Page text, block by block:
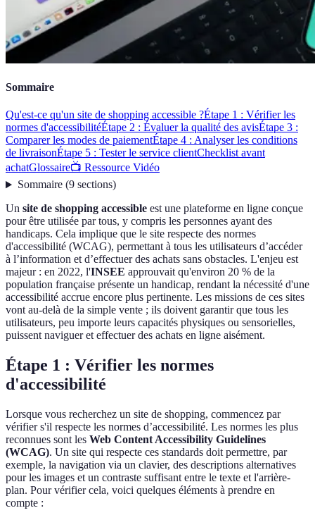
Sommaire
Qu'est-ce qu'un site de shopping accessible ?Étape 1 : Vérifier les
normes d'accessibilitéÉtape 2 : Évaluer la qualité des avisÉtape 3 :
Comparer les modes de paiementÉtape 4 : Analyser les conditions
de livraisonÉtape 5 : Tester le service clientChecklist avant
achatGlossaire📺 Ressource Vidéo
Sommaire(9 sections)
Un site de shopping accessible est une plateforme en ligne conçue
pour être utilisée par tous, y compris les personnes ayant des
handicaps. Cela implique que le site respecte des normes
d'accessibilité (WCAG), permettant à tous les utilisateurs d’accéder
à l’information et d’effectuer des achats sans obstacles. L'enjeu est
majeur : en 2022, l'INSEE approuvait qu'environ 20 % de la
population française présente un handicap, rendant la nécessité d'une
accessibilité accrue encore plus pertinente. Les missions de ces sites
vont au-delà de la simple vente ; ils doivent garantir que tous les
utilisateurs, peu importe leurs capacités physiques ou sensorielles,
puissent naviguer et effectuer des achats en ligne aisément.
Étape 1 : Vérifier les normes
d'accessibilité
Lorsque vous recherchez un site de shopping, commencez par
vérifier s'il respecte les normes d’accessibilité. Les normes les plus
reconnues sont les Web Content Accessibility Guidelines
(WCAG). Un site qui respecte ces standards doit permettre, par
exemple, la navigation via un clavier, des descriptions alternatives
pour les images et un contraste suffisant entre le texte et l'arrière-
plan. Pour vérifier cela, voici quelques éléments à prendre en
compte :